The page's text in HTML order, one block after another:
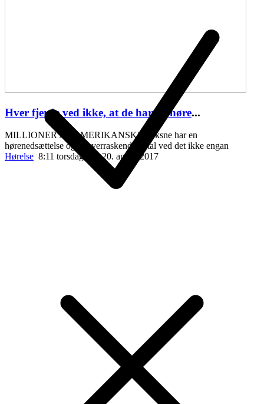
Hver fjerde ved ikke, at de har en høre...
MILLIONER AF AMERIKANSKE voksne har en
hørenedsættelse og et overraskende antal ved det ikke engan
Hørelse 8:11 torsdag den 20. april , 2017